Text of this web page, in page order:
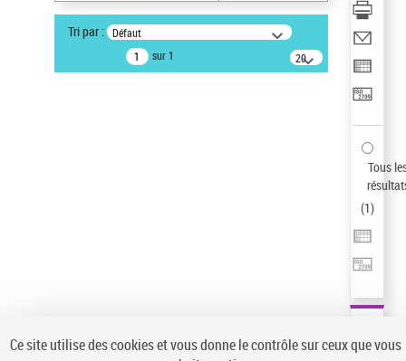
Type de notice d'autorité
Tri par : Défaut
sur 1
20
résultats/page
Tous
(1)
Ce site utilise des cookies et vous donne le contrôle sur ceux que vous